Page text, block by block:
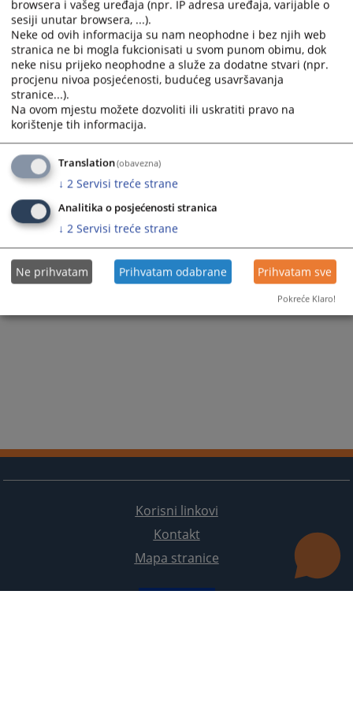
Prateći dokumenti
Smjernice za zakljucenje sudske nagodbe_ namjenjeno
sudijama
692PREGLEDA
Korisni linkovi
Kontakt
Mapa stranice
browsera i vašeg uređaja (npr. IP adresa uređaja, varijable o
sesiji unutar browsera, ...).
Neke od ovih informacija su nam neophodne i bez njih web
stranica ne bi mogla fukcionisati u svom punom obimu, dok
neke nisu prijeko neophodne a služe za dodatne stvari (npr.
procjenu nivoa posjećenosti, budućeg usavršavanja
stranice...).
Na ovom mjestu možete dozvoliti ili uskratiti pravo na
korištenje tih informacija.
Translation(obavezna)
↓ 2 Servisi treće strane
Analitika o posjećenosti stranica
↓ 2 Servisi treće strane
Ne prihvatam Prihvatam odabrane Prihvatam sve
Pokreće Klaro!